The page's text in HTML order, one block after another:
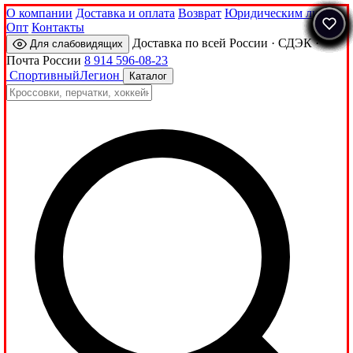
О компании Доставка и оплата Возврат Юридическим лицам
Опт Контакты
Для слабовидящих
Доставка по всей России · СДЭК ·
Почта России 8 914 596-08-23
СпортивныйЛегион Каталог